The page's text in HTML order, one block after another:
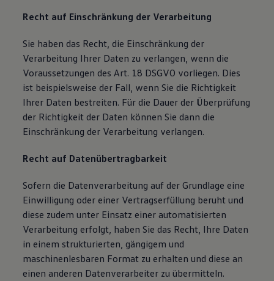
Recht auf Einschränkung der Verarbeitung
Sie haben das Recht, die Einschränkung der
Verarbeitung Ihrer Daten zu verlangen, wenn die
Voraussetzungen des Art. 18 DSGVO vorliegen. Dies
ist beispielsweise der Fall, wenn Sie die Richtigkeit
Ihrer Daten bestreiten. Für die Dauer der Überprüfung
der Richtigkeit der Daten können Sie dann die
Einschränkung der Verarbeitung verlangen.
Recht auf Datenübertragbarkeit
Sofern die Datenverarbeitung auf der Grundlage eine
Einwilligung oder einer Vertragserfüllung beruht und
diese zudem unter Einsatz einer automatisierten
Verarbeitung erfolgt, haben Sie das Recht, Ihre Daten
in einem strukturierten, gängigem und
maschinenlesbaren Format zu erhalten und diese an
einen anderen Datenverarbeiter zu übermitteln.